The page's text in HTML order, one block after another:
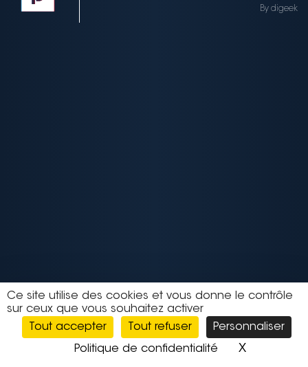
Ce site utilise des cookies et vous donne le contrôle
sur ceux que vous souhaitez activer
Tout accepter
Tout refuser
Personnaliser
Politique de confidentialité
XMasquer
By digeek